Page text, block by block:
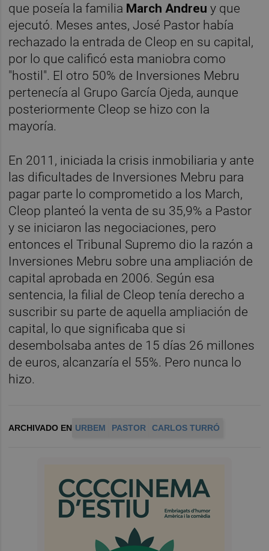
que poseía la familia March Andreu y que
ejecutó. Meses antes, José Pastor había
rechazado la entrada de Cleop en su capital,
por lo que calificó esta maniobra como
"hostil". El otro 50% de Inversiones Mebru
pertenecía al Grupo García Ojeda, aunque
posteriormente Cleop se hizo con la
mayoría.
En 2011, iniciada la crisis inmobiliaria y ante
las dificultades de Inversiones Mebru para
pagar parte lo comprometido a los March,
Cleop planteó la venta de su 35,9% a Pastor
y se iniciaron las negociaciones, pero
entonces el Tribunal Supremo dio la razón a
Inversiones Mebru sobre una ampliación de
capital aprobada en 2006. Según esa
sentencia, la filial de Cleop tenía derecho a
suscribir su parte de aquella ampliación de
capital, lo que significaba que si
desembolsaba antes de 15 días 26 millones
de euros, alcanzaría el 55%. Pero nunca lo
hizo.
ARCHIVADO EN URBEM PASTOR CARLOS TURRÓ